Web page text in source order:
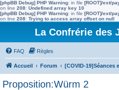
[phpBB Debug] PHP Warning: in file [ROOT]/ext/
on line 208: Undefined array key 10
[phpBB Debug] PHP Warning: in file [ROOT]/ext/
on line 208: Trying to access array offset on null
La Confrérie des
FAQ Règles
Accueil Forum [COVID-19]Séances
Proposition:Würm 2